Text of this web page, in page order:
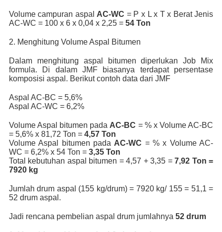
Volume campuran aspal AC-WC = P x L x T x Berat Jenis
AC-WC = 100 x 6 x 0,04 x 2,25 = 54 Ton
2. Menghitung Volume Aspal Bitumen
Dalam menghitung aspal bitumen diperlukan Job Mix
formula. Di dalam JMF biasanya terdapat persentase
komposisi aspal. Berikut contoh data dari JMF
Aspal AC-BC = 5,6%
Aspal AC-WC = 6,2%
Volume Aspal bitumen pada AC-BC = % x Volume AC-BC
= 5,6% x 81,72 Ton = 4,57 Ton
Volume Aspal bitumen pada AC-WC = % x Volume AC-
WC = 6,2% x 54 Ton = 3,35 Ton
Total kebutuhan aspal bitumen = 4,57 + 3,35 =7,92 Ton =
7920 kg
Jumlah drum aspal (155 kg/drum) = 7920 kg/ 155 = 51,1 =
52 drum aspal.
Jadi rencana pembelian aspal drum jumlahnya 52 drum